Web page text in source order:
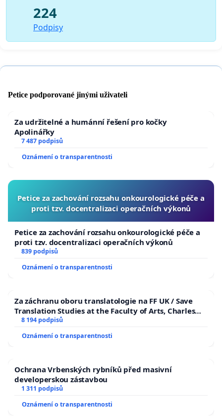
224
Podpisy
Petice podporované jinými uživateli
Za udržitelné a humánní řešení pro kočky
Apolinářky
7 487 podpisů
Oznámení o transparentnosti
Petice za zachování rozsahu onkourologické péče a
proti tzv. docentralizaci operačních výkonů
Petice za zachování rozsahu onkourologické péče a
proti tzv. docentralizaci operačních výkonů
839 podpisů
Oznámení o transparentnosti
Za záchranu oboru translatologie na FF UK / Save
Translation Studies at the Faculty of Arts, Charles
University
8 194 podpisů
Oznámení o transparentnosti
Ochrana Vrbenských rybníků před masivní
developerskou zástavbou
1 311 podpisů
Oznámení o transparentnosti